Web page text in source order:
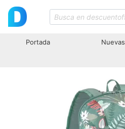
Portada Nuevas